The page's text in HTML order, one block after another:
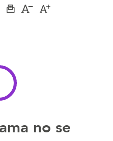
ImprimirAumentarDisminuir
no se